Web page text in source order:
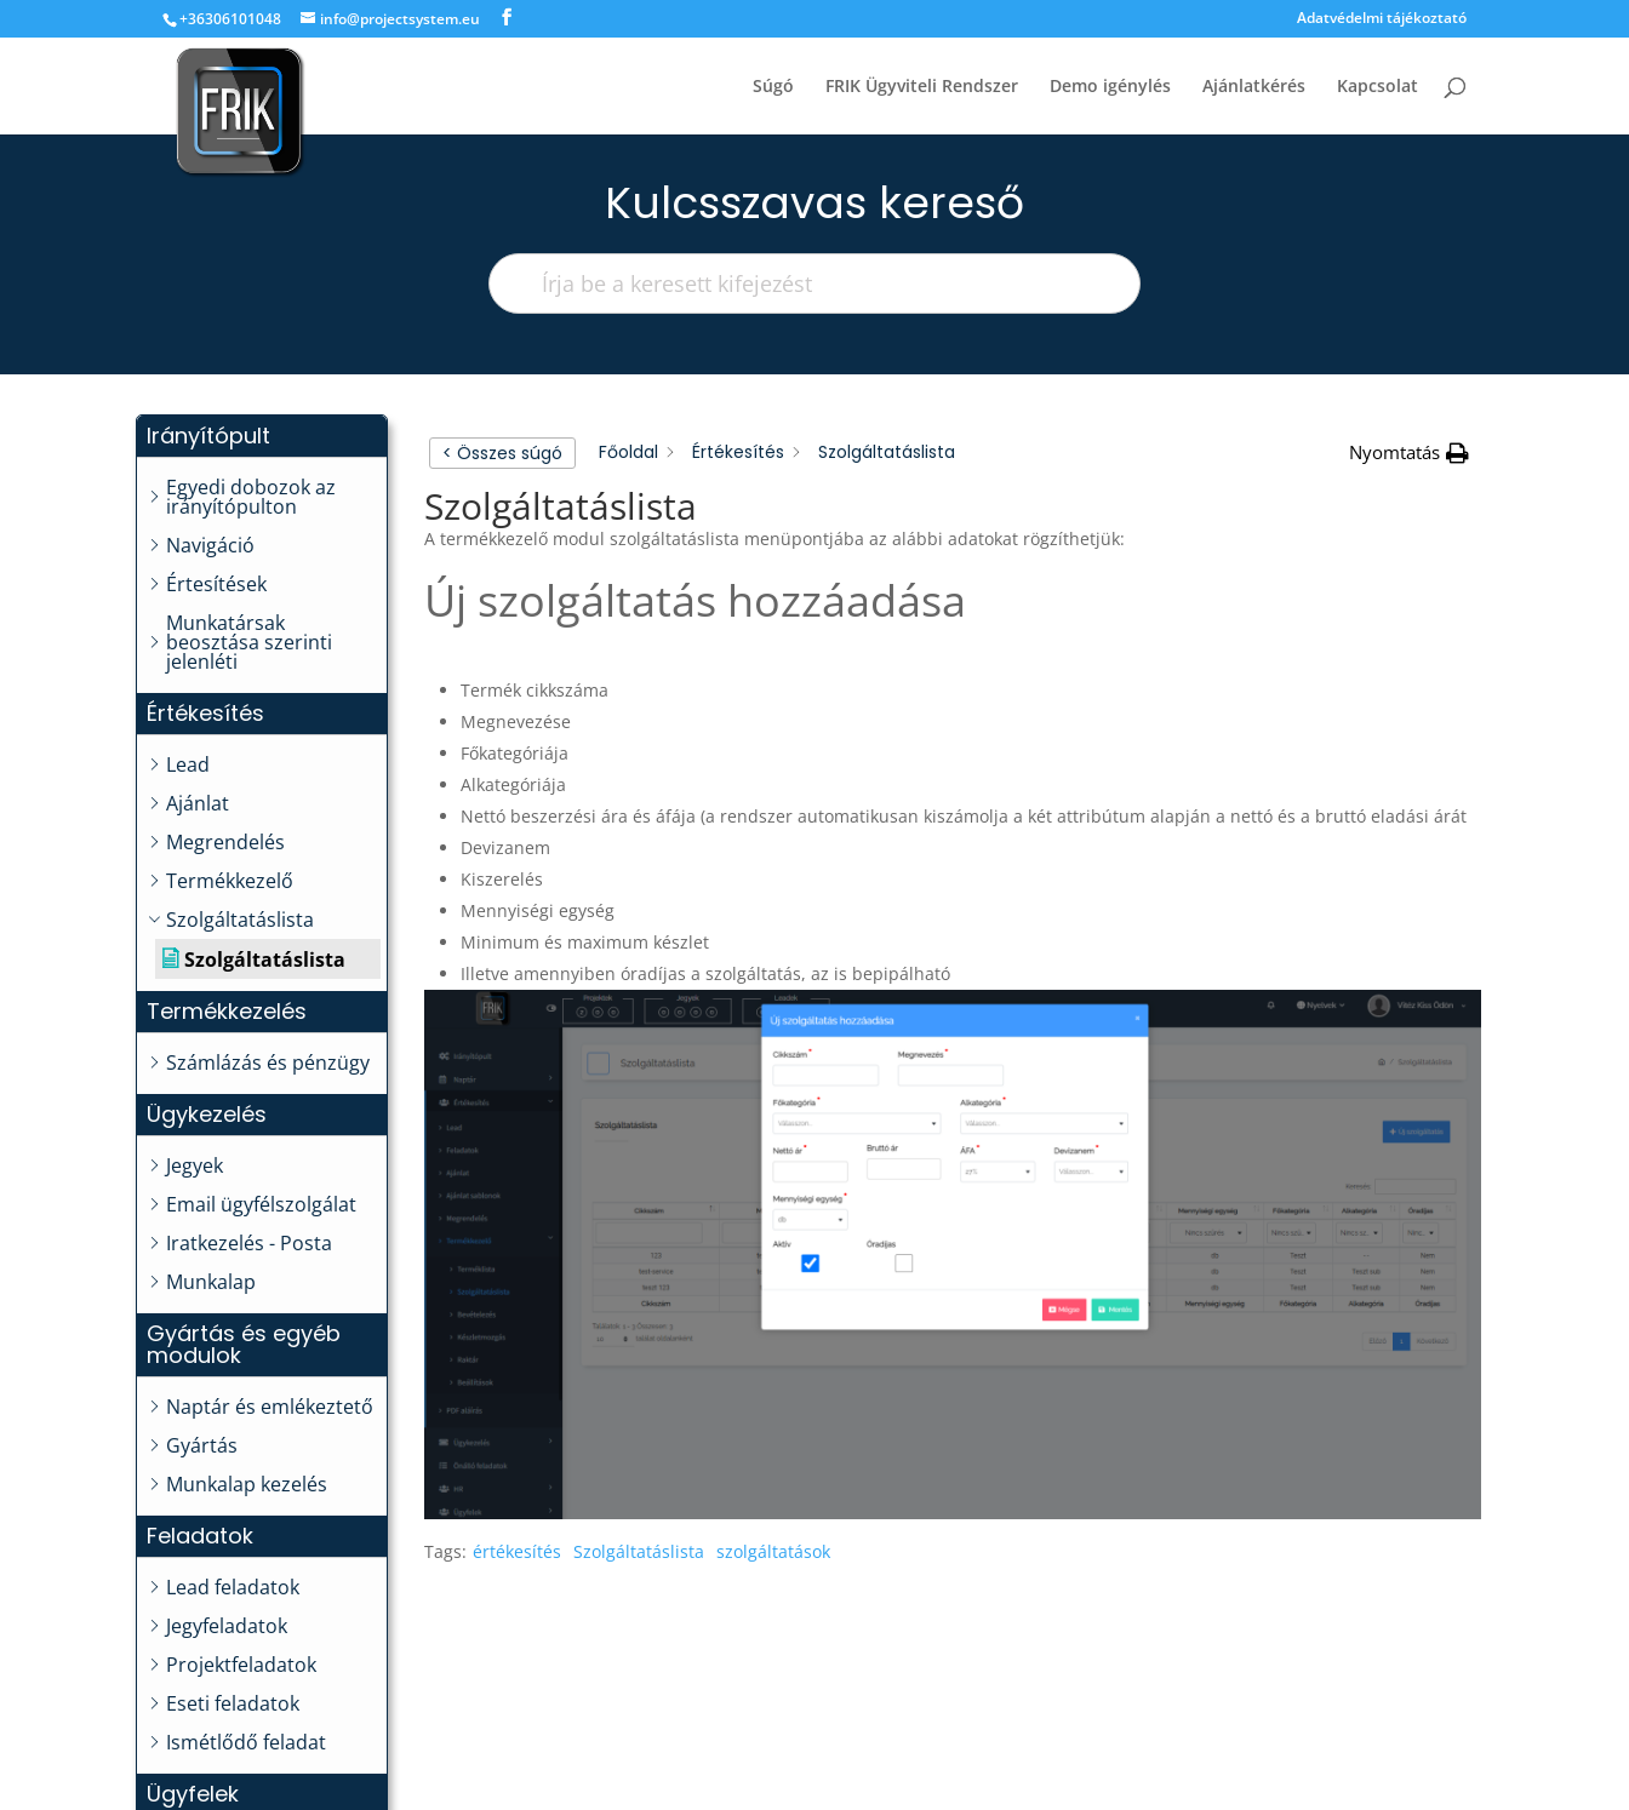
+36306101048 info@projectsystem.eu Adatvédelmi tájékoztató
Súgó FRIK Ügyviteli Rendszer Demo igénylés Ajánlatkérés Kapcsolat
Kulcsszavas kereső
Irányítópult
Egyedi dobozok az
irányítópulton
Navigáció
Értesítések
Munkatársak
beosztása szerinti
jelenléti
Értékesítés
Lead
Ajánlat
Megrendelés
Termékkezelő
Szolgáltatáslista
Szolgáltatáslista
Termékkezelés
Számlázás és pénzügy
Ügykezelés
Jegyek
Email ügyfélszolgálat
Iratkezelés - Posta
Munkalap
Gyártás és egyéb
modulok
Naptár és emlékeztető
Gyártás
Munkalap kezelés
Feladatok
Lead feladatok
Jegyfeladatok
Projektfeladatok
Eseti feladatok
Ismétlődő feladat
Ügyfelek
< Összes súgó Főoldal Értékesítés Szolgáltatáslista Nyomtatás
Szolgáltatáslista
A termékkezelő modul szolgáltatáslista menüpontjába az alábbi adatokat rögzíthetjük:
Új szolgáltatás hozzáadása
Termék cikkszáma
Megnevezése
Főkategóriája
Alkategóriája
Nettó beszerzési ára és áfája (a rendszer automatikusan kiszámolja a két attribútum alapján a nettó és a bruttó eladási árát
Devizanem
Kiszerelés
Mennyiségi egység
Minimum és maximum készlet
Illetve amennyiben óradíjas a szolgáltatás, az is bepipálható
Tags: értékesítés Szolgáltatáslista szolgáltatások